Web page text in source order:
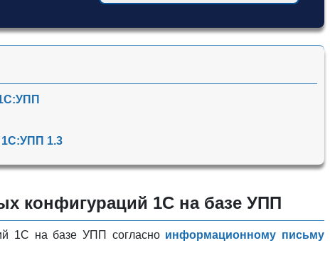
1С:УПП 1.3
конфигураций 1С на базе УПП
1С на базе УПП согласно информационному письму